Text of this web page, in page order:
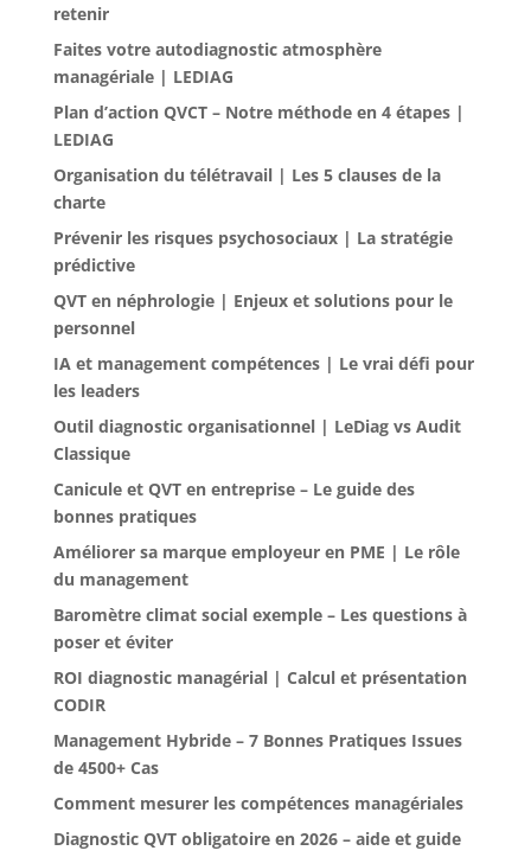
retenir
Faites votre autodiagnostic atmosphère
managériale | LEDIAG
Plan d’action QVCT – Notre méthode en 4 étapes |
LEDIAG
Organisation du télétravail | Les 5 clauses de la
charte
Prévenir les risques psychosociaux | La stratégie
prédictive
QVT en néphrologie | Enjeux et solutions pour le
personnel
IA et management compétences | Le vrai défi pour
les leaders
Outil diagnostic organisationnel | LeDiag vs Audit
Classique
Canicule et QVT en entreprise – Le guide des
bonnes pratiques
Améliorer sa marque employeur en PME | Le rôle
du management
Baromètre climat social exemple – Les questions à
poser et éviter
ROI diagnostic managérial | Calcul et présentation
CODIR
Management Hybride – 7 Bonnes Pratiques Issues
de 4500+ Cas
Comment mesurer les compétences managériales
Diagnostic QVT obligatoire en 2026 – aide et guide